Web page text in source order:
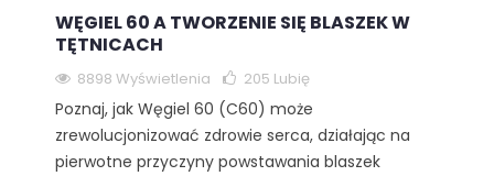
WĘGIEL 60 A TWORZENIE SIĘ BLASZEK W
TĘTNICACH
8898 Wyświetlenia 205 Lubię
Poznaj, jak Węgiel 60 (C60) może
zrewolucjonizować zdrowie serca, działając na
pierwotne przyczyny powstawania blaszek